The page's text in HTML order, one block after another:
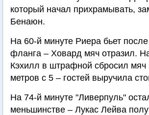
который начал прихрамывать,
Бенаюн.
На 60-й минуте Риера бьет
фланга – Ховард мяч отразил.
Кэхилл в штрафной сбросил
метров с 5 – гостей выручила
На 74-й минуте "Ливерпуль"
меньшинстве – Лукас Лейва